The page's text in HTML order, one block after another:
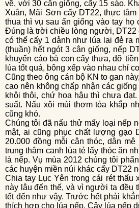
về, với 30 cân giống, cấy 15 sào.
Xuân, Mãi Sơn cấy DT22, thực
thua thì vụ sau ấn giống vào tay
Đúng là trời chiều lòng người, DT22
có thể cấy 1 dảnh như lúa lai đẻ ra
(thuần) hết ngót 3 cân giống, nếp
khuyến cáo bà con cấy thưa, đỡ
lúa tốt quá, bông xếp vào nhau chỉ
Cũng theo ông cán bộ KN to gan này, lâu nay dân Lục Yên chỉ quen với nếp địa phương, tính bảo thủ
cao nên không chấp nhận các
khôi thôi, chứ hoa hậu thì chưa
suất. Nấu xôi mùi thơm tỏa khắp
cũng khó.
Chúng tôi đã nấu thử mấy loại nếp ngay tại trạm, mời mấy chục anh em đến nếm thử rồi cho điểm bí
mật, ai cũng phục chất lượng gạo
20.000 đồng mỗi cân thóc, dân
trung thâm canh lúa tẻ lấy thóc ăn
là nếp. Vụ mùa 2012 chúng tôi
các huyện miền núi khác cấy DT22
Chia tay Lục Yên trong cái rét thấu xương, tôi mới biết vì sao cây lúa nếp ngự trị được ở mảnh đất
này lâu đến thế, và vì người ta đều
tết đến như vậy. Trước hết phải
thích hợp cho lúa nếp. Cây lúa nếp